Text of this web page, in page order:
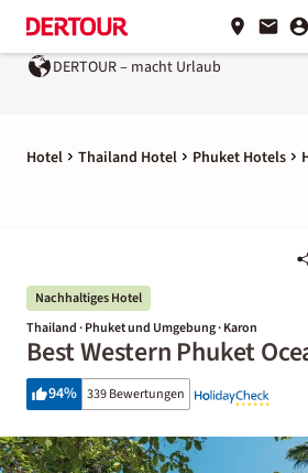
DERTOUR – macht Urlaub
Hotel Thailand Hotel Phuket Hotels
Nachhaltiges Hotel
Thailand · Phuket und Umgebung · Karon
Best Western Phuket
94% 339 Bewertungen